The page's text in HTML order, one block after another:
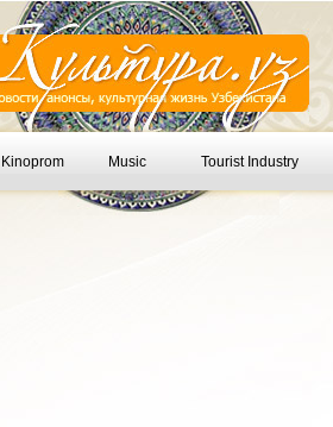
Kinoprom Music Tourist Industry